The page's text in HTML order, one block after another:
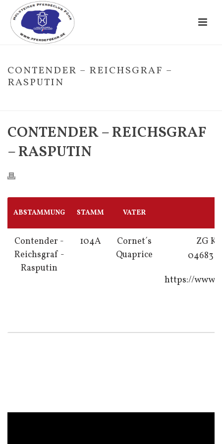
CONTENDER – REICHSGRAF –
RASPUTIN
CONTENDER – REICHSGRAF
– RASPUTIN
ABSTAMMUNG STAMM VATER
Contender -
Reichsgraf -
Rasputin
104A
Cornet´s
Quaprice
ZG
04683
https://